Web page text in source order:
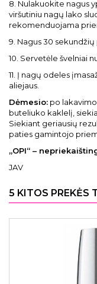
8. Nulakuokite nagus
viršutiniu nagų lako
rekomenduojama
9. Nagus 30
10. Servetėle švelniai
11. Į nagų odeles
aliejaus.
Dėmesio: po
buteliuko kaklelį,
Siekiant geriausių
paties gamintojo
„OPI“ –
JAV
5 KITOS PREKĖS